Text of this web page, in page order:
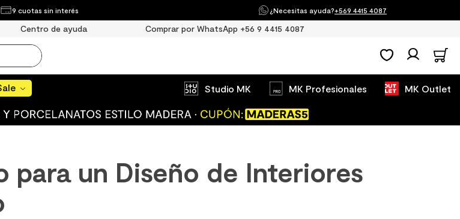
9 cuotas sin interés ¿Necesitas ayuda?+569 4415 4087
Centro de ayuda Comprar por WhatsApp +56 9 4415 4087
Studio MK MK Profesionales MK Outlet
estás buscando?
para un Diseño de Interiores